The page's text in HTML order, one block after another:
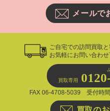
メールで
ご自宅での訪問買取
お気軽にお問い合わせ
買取専用
FAX 06-4708-5039 受付時間